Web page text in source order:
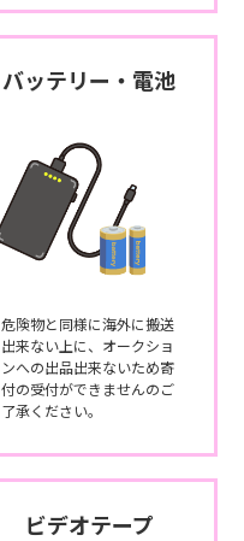
バッテリー・電池
危険物と同様に海外に搬送
出来ない上に、オークショ
ンへの出品出来ないため寄
付の受付ができませんのご
了承ください。
ビデオテープ